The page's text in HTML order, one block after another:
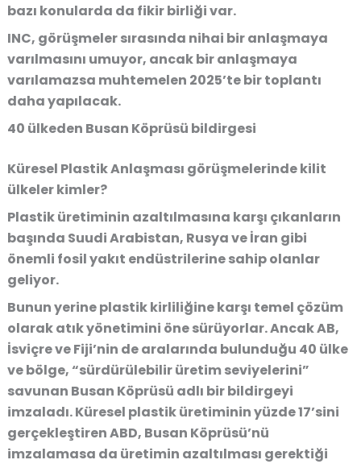
bazı konularda da fikir birliği var.
INC, görüşmeler sırasında nihai bir anlaşmaya
varılmasını umuyor, ancak bir anlaşmaya
varılamazsa muhtemelen 2025’te bir toplantı
daha yapılacak.
40 ülkeden Busan Köprüsü bildirgesi
Küresel Plastik Anlaşması görüşmelerinde kilit
ülkeler kimler?
Plastik üretiminin azaltılmasına karşı çıkanların
başında Suudi Arabistan, Rusya ve İran gibi
önemli fosil yakıt endüstrilerine sahip olanlar
geliyor.
Bunun yerine plastik kirliliğine karşı temel çözüm
olarak atık yönetimini öne sürüyorlar. Ancak AB,
İsviçre ve Fiji’nin de aralarında bulunduğu 40 ülke
ve bölge, “sürdürülebilir üretim seviyelerini”
savunan Busan Köprüsü adlı bir bildirgeyi
imzaladı. Küresel plastik üretiminin yüzde 17’sini
gerçekleştiren ABD, Busan Köprüsü’nü
imzalamasa da üretimin azaltılması gerektiği